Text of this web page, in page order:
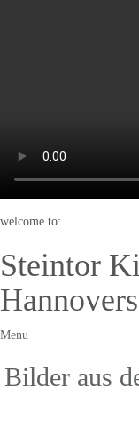
welcome to:
Steintor
Menu
Bilder aus